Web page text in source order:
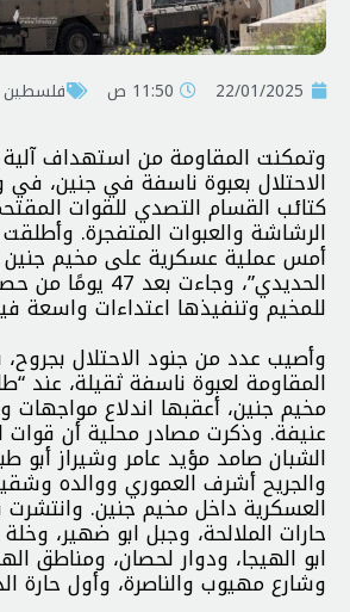
22/01/2025 11:50 ص فلسطين
وتمكنت المقاومة من استهداف
الاحتلال بعبوة ناسفة في جنين،
كتائب القسام التصدي للقوات
الرشاشة والعبوات المتفجرة.
أمس عملية عسكرية على مخيم جنين
الحديدي”، وجاءت
للمخيم وتنفيذها اعتداءات واسعة
وأصيب عدد من جنود الاحتلال بجروح،
المقاومة لعبوة ناسفة ثقيلة، عند
مخيم جنين، أعقبها اندلاع مواجهات
عنيفة. وذكرت مصادر محلية أن قوات
الشبان صامد مؤيد عامر وشيراز أبو
والجريح أشرف العموري ووالده
العسكرية داخل مخيم جنين.
حارات الملالحة، وجبل ابو ضهير،
ابو الهيجا، ودوار لحصان، ومناطق
وشارع مهيوب والناصرة، وأول حارة